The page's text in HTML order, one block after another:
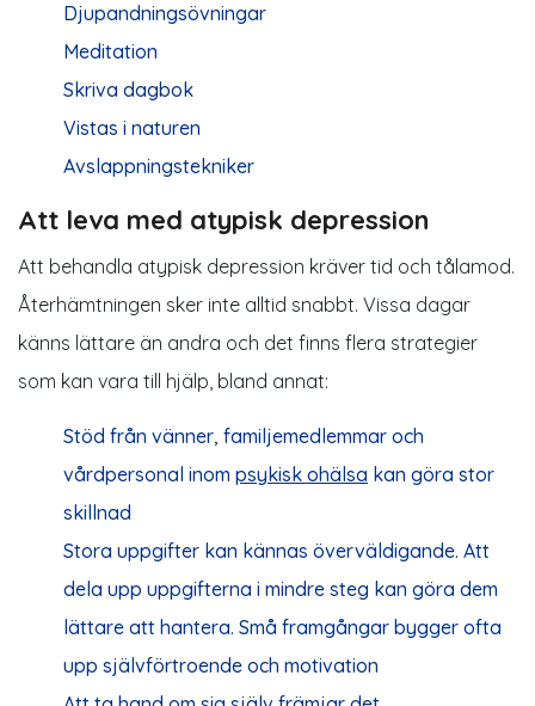
Djupandningsövningar
Meditation
Skriva dagbok
Vistas i naturen
Avslappningstekniker
Att leva med atypisk depression
Att behandla atypisk depression kräver tid och tålamod.
Återhämtningen sker inte alltid snabbt. Vissa dagar
känns lättare än andra och det finns flera strategier
som kan vara till hjälp, bland annat:
Stöd från vänner, familjemedlemmar och
vårdpersonal inom psykisk ohälsa kan göra stor
skillnad
Stora uppgifter kan kännas överväldigande. Att
dela upp uppgifterna i mindre steg kan göra dem
lättare att hantera. Små framgångar bygger ofta
upp självförtroende och motivation